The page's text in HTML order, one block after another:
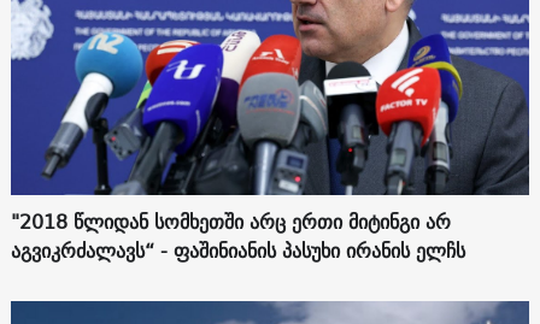
"2018 წლიდან სომხეთში არც ერთი მიტინგი არ
აგვიკრძალავს“ - ფაშინიანის პასუხი ირანის ელჩს